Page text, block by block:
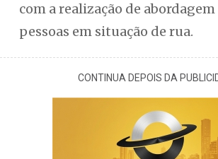
com a realização de abordagem
pessoas em situação de rua.
CONTINUA DEPOIS DA